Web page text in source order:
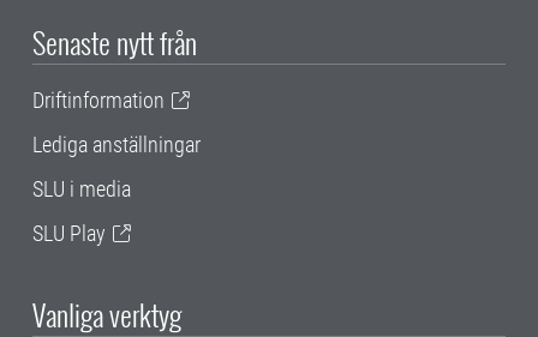
Senaste nytt från
Driftinformation
Lediga anställningar
SLU i media
SLU Play
Vanliga verktyg